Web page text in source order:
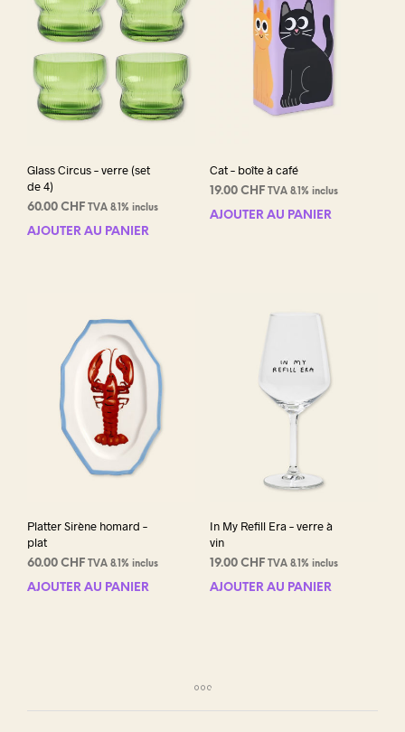
Glass Circus – verre (set
de 4)
60.00 CHF TVA 8.1% inclus
AJOUTER AU PANIER
Cat – boîte à café
19.00 CHF TVA 8.1% inclus
AJOUTER AU PANIER
Platter Sirène homard –
plat
60.00 CHF TVA 8.1% inclus
AJOUTER AU PANIER
In My Refill Era – verre à
vin
19.00 CHF TVA 8.1% inclus
AJOUTER AU PANIER